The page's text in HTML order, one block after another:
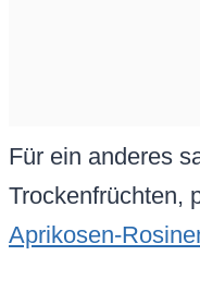
Für ein anderes
Trockenfrüchten,
Aprikosen-